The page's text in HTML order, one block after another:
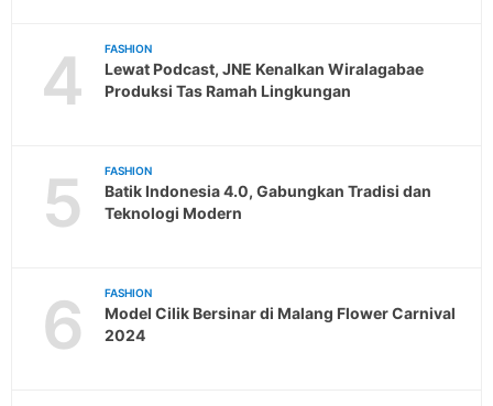
4 FASHION
Lewat Podcast, JNE Kenalkan Wiralagabae
Produksi Tas Ramah Lingkungan
5 FASHION
Batik Indonesia 4.0, Gabungkan Tradisi dan
Teknologi Modern
6 FASHION
Model Cilik Bersinar di Malang Flower Carnival
2024